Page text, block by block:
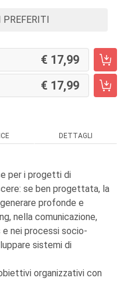
PREFERITI
17,99
17,99
DETTAGLI
per i progetti di
se ben progettata, la
profonde e
nella comunicazione,
e nei processi socio-
sistemi di
organizzativi con